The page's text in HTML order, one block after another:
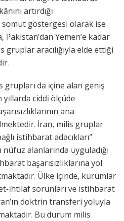
artırdığı
somut göstergesi olarak ise
Pakistan’dan Yemen’e kadar
aracılığıyla elde ettiği
grupları da içine alan geniş
ciddi ölçüde
ana
İran, milis gruplar
istihbarat adacıkları”
nüfuz alanlarında uyguladığı
başarısızlıklarına yol
Ülke içinde, kurumlar
ihtilaf sorunları ve istihbarat
doktrin transferi yoluyla
Bu durum milis